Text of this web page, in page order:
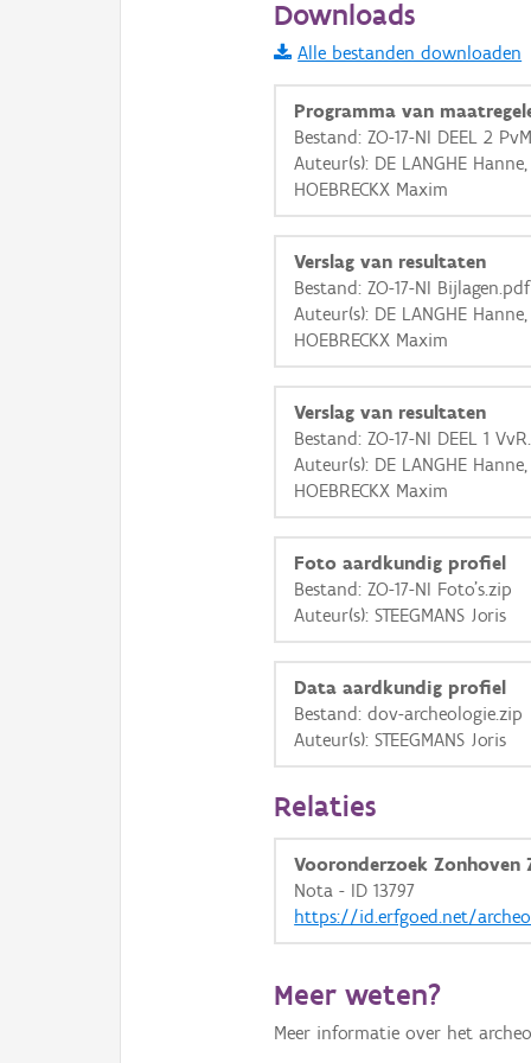
Informatie Vlaanderen
i
+ −
Basis Lagen
Ortho
GRB-Basiskaart
Downloads
Alle bestanden downloaden
Programma van
Bestand: ZO-17-NI DEEL 2
Auteur(s): DE LANGHE
HOEBRECKX Maxim
Verslag van resultaten
Bestand: ZO-17-NI Bijlagen.pdf
Auteur(s): DE LANGHE
HOEBRECKX Maxim
Verslag van resultaten
Bestand: ZO-17-NI DEEL 1
Auteur(s): DE LANGHE
HOEBRECKX Maxim
Foto aardkundig profiel
Bestand: ZO-17-NI Foto's.zip
Auteur(s): STEEGMANS Joris
Data aardkundig profiel
Bestand: dov-archeologie.zip
Auteur(s): STEEGMANS Joris
Relaties
Vooronderzoek Zonhoven
Nota - ID 13797
https://id.erfgoed.net/
Meer weten?
Meer informatie over het